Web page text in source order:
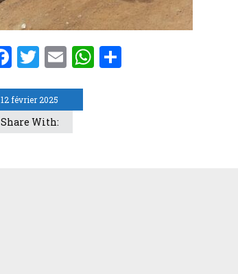
12 février 2025
Facebook
Twitter
EmailWhatsApp
Share With: